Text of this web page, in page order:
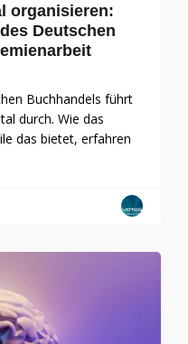
organisieren:
Deutschen
Buchhandels führt
durch. Wie das
das bietet, erfahren